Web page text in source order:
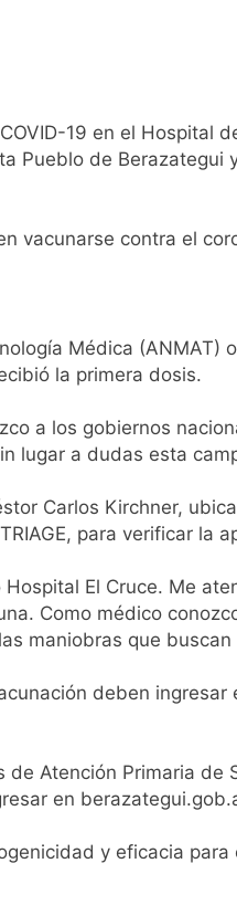
19 en el Hospital
Pueblo de
vacunarse contra el
Médica (ANMAT)
la primera dosis.
a los gobiernos
lugar a dudas esta
Carlos Kirchner,
para verificar la
El Cruce. Me
Como médico
maniobras que
deben
Atención Primaria de
en
y eficacia